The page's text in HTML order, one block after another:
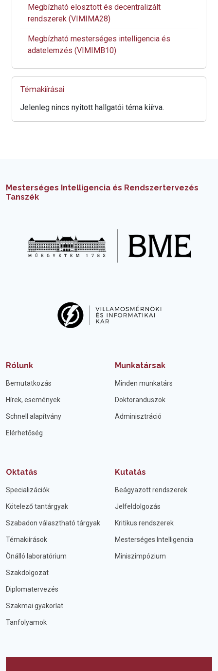
Megbízható elosztott és decentralizált
rendszerek (VIMIMA28)
Megbízható mesterséges intelligencia és
adatelemzés (VIMIMB10)
Témakiírásai
Jelenleg nincs nyitott hallgatói téma kiírva.
Mesterséges Intelligencia és Rendszertervezés
Tanszék
Rólunk
Bemutatkozás
Hírek, események
Schnell alapítvány
Elérhetőség
Munkatársak
Minden munkatárs
Doktoranduszok
Adminisztráció
Oktatás
Specializációk
Kötelező tantárgyak
Szabadon választható tárgyak
Témakiírások
Önálló laboratórium
Szakdolgozat
Diplomatervezés
Szakmai gyakorlat
Tanfolyamok
Kutatás
Beágyazott rendszerek
Jelfeldolgozás
Kritikus rendszerek
Mesterséges Intelligencia
Miniszimpózium